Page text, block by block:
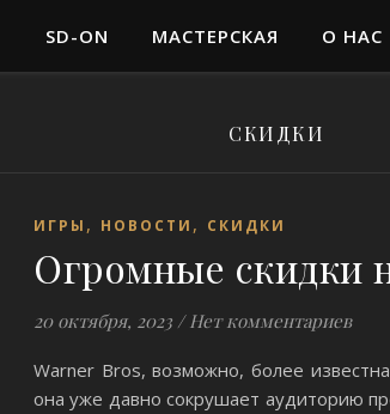
SD-ON МАСТЕРСКАЯ О НАС
СКИДКИ
ИГРЫ , НОВОСТИ , СКИДКИ
Огромные скидки
20 октября, 2023 / Нет комментариев
Warner Bros, возможно, более
она уже давно сокрушает аудиторию